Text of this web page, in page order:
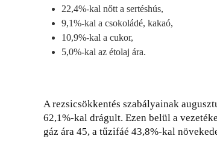
22,4%-kal nőtt a sertéshús,
9,1%-kal a csokoládé, kakaó,
10,9%-kal a cukor,
5,0%-kal az étolaj ára.
A rezsicsökkentés szabályainak
62,1%-kal drágult. Ezen belül a
gáz ára 45, a tűzifáé 43,8%-kal